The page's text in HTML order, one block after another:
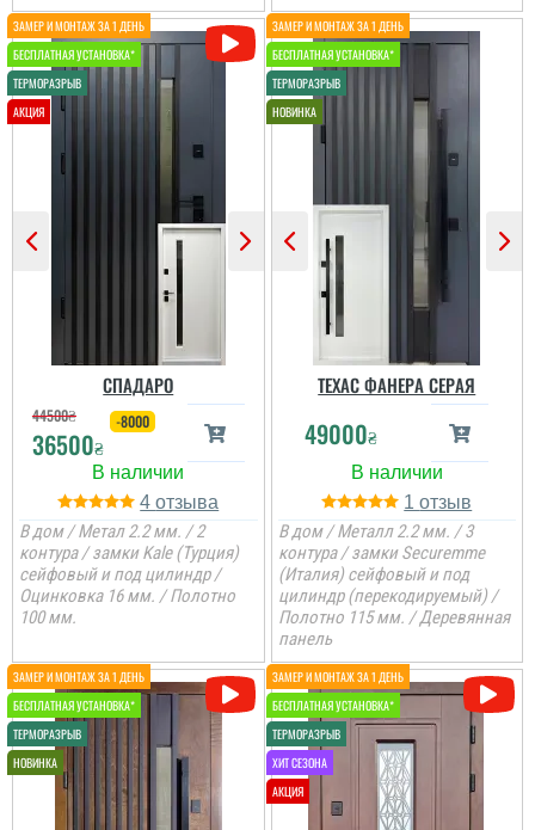
Не переплачуєш
посереднику і купуєш
двері напряму у
виробника, тому якщо
цінуєте свої кошти і вам
потрібні двері, то вам
сюди. ...
СПАДАРО
44500₴
36500₴
-8000
4
В дом / Метал 2.2 мм. / 2
контура / замки Kale (Турция)
сейфовый и под цилиндр /
Оцинковка 16 мм. / Полотно
100 мм.
ТЕХАС ФАНЕРА СЕРАЯ
49000₴
1
В дом / Металл 2.2 мм. / 3
контура / замки Securemme
(Италия) сейфовый и под
цилиндр (перекодируемый) /
Полотно 115 мм. / Деревянная
панель